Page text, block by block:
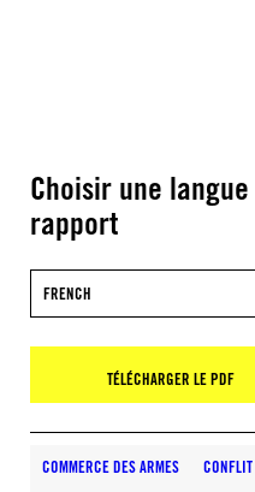
Choisir une
rapport
FRENCH
TÉLÉCHARGER LE PDF
COMMERCE DES ARMES